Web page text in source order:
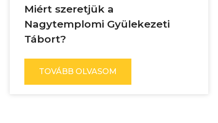
Miért szeretjük a
Nagytemplomi Gyülekezeti
Tábort?
TOVÁBB OLVASOM